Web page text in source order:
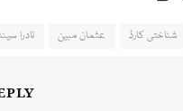
شناختی کارڈ عثمان مبین نادرا